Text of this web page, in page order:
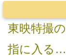
東映特撮
指に入る